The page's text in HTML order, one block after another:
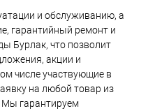
и обслуживанию, а
гарантийный ремонт и
Бурлак, что позволит
акции и
числе участвующие в
на любой товар из
Мы гарантируем